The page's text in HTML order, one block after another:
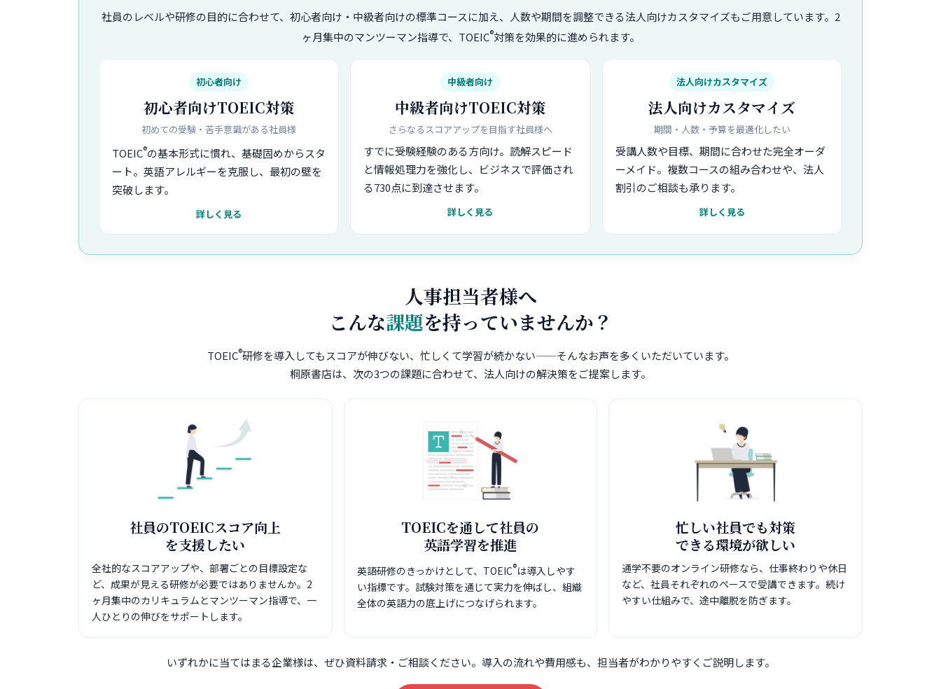
社員のレベルや研修の目的に合わせて、初心者向け・中級者向けの標準コースに加え、人数や期間を調整できる法人向けカスタマイズもご用意しています。2
ヶ月集中のマンツーマン指導で、TOEIC®対策を効果的に進められます。
初心者向け
初心者向けTOEIC対策
初めての受験・苦手意識がある社員様
TOEIC®の基本形式に慣れ、基礎固めからスタ
ート。英語アレルギーを克服し、最初の壁を
突破します。
詳しく見る
中級者向け
中級者向けTOEIC対策
さらなるスコアアップを目指す社員様へ
すでに受験経験のある方向け。読解スピード
と情報処理力を強化し、ビジネスで評価され
る730点に到達させます。
詳しく見る
法人向けカスタマイズ
法人向けカスタマイズ
期間・人数・予算を最適化したい
受講人数や目標、期間に合わせた完全オーダ
ーメイド。複数コースの組み合わせや、法人
割引のご相談も承ります。
詳しく見る
人事担当者様へ
こんな課題を持っていませんか？
TOEIC®研修を導入してもスコアが伸びない、忙しくて学習が続かない——そんなお声を多くいただいています。
桐原書店は、次の3つの課題に合わせて、法人向けの解決策をご提案します。
社員のTOEICスコア向上
を支援したい
全社的なスコアアップや、部署ごとの目標設定な
ど、成果が見える研修が必要ではありませんか。2
ヶ月集中のカリキュラムとマンツーマン指導で、一
人ひとりの伸びをサポートします。
TOEICを通して社員の
英語学習を推進
英語研修のきっかけとして、TOEIC®は導入しやす
い指標です。試験対策を通じて実力を伸ばし、組織
全体の英語力の底上げにつなげられます。
忙しい社員でも対策
できる環境が欲しい
通学不要のオンライン研修なら、仕事終わりや休日
など、社員それぞれのペースで受講できます。続け
やすい仕組みで、途中離脱を防ぎます。
いずれかに当てはまる企業様は、ぜひ資料請求・ご相談ください。導入の流れや費用感も、担当者がわかりやすくご説明します。